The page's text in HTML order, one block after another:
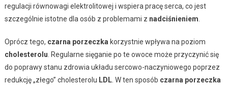
regulacji równowagi elektrolitowej i wspiera pracę serca, co jest
szczególnie istotne dla osób z problemami z nadciśnieniem
Oprócz tego, czarna porzeczka korzystnie wpływa na poziom
cholesterolu . Regularne sięganie po te owoce może przyczynić się
do poprawy stanu zdrowia układu sercowo-naczyniowego poprzez
redukcję „złego” cholesterolu LDL. W ten sposób czarna porzeczka